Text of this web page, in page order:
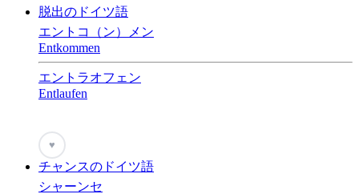
脱出のドイツ語
エントコ（ン）メン
Entkommen
エントラオフェン
Entlaufen
♥
チャンスのドイツ語
シャーンセ